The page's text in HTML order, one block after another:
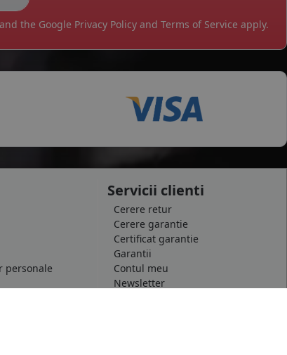
the Google Privacy Policy and Terms of Service apply.
personale
Servicii clienti
Cerere retur
Cerere garantie
Certificat garantie
Garantii
Contul meu
Newsletter